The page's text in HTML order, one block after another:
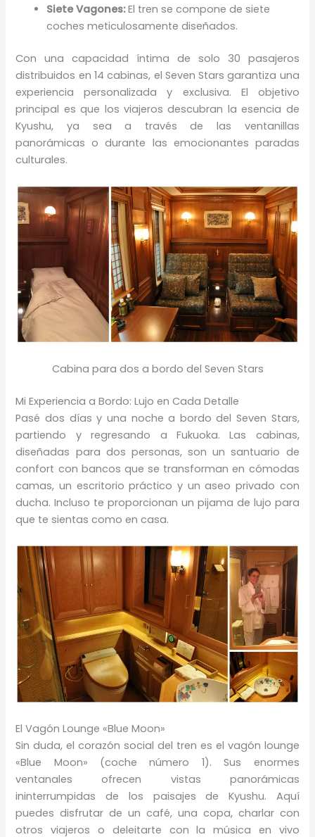
Siete Vagones:El tren se compone de siete
coches meticulosamente diseñados.
Con una capacidad íntima de solo 30 pasajeros
distribuidos en 14 cabinas, el Seven Stars garantiza una
experiencia personalizada y exclusiva. El objetivo
principal es que los viajeros descubran la esencia de
Kyushu, ya sea a través de las ventanillas
panorámicas o durante las emocionantes paradas
culturales.
Cabina para dos a bordo del Seven Stars
Mi Experiencia a Bordo: Lujo en Cada Detalle
Pasé dos días y una noche a bordo del Seven Stars,
partiendo y regresando a Fukuoka. Las cabinas,
diseñadas para dos personas, son un santuario de
confort con bancos que se transforman en cómodas
camas, un escritorio práctico y un aseo privado con
ducha. Incluso te proporcionan un pijama de lujo para
que te sientas como en casa.
El Vagón Lounge «Blue Moon»
Sin duda, el corazón social del tren es el vagón lounge
«Blue Moon» (coche número 1). Sus enormes
ventanales ofrecen vistas panorámicas
ininterrumpidas de los paisajes de Kyushu. Aquí
puedes disfrutar de un café, una copa, charlar con
otros viajeros o deleitarte con la música en vivo